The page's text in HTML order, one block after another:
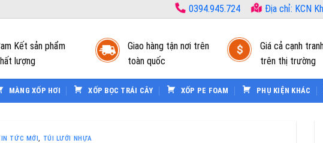
0394.945.724 Địa chỉ: KCN
Kết sản phẩm
lượng
Giao hàng tận nơi trên
toàn quốc
Giá cả cạnh
trên thị trường
MÀNG XỐP HƠI XỐP BỌC TRÁI CÂY XỐP PE FOAM PHỤ KIỆN KHÁC
TỨC MỚI, TÚI LƯỚI NHỰA